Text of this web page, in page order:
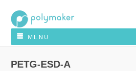
MENU
PETG-ESD-A